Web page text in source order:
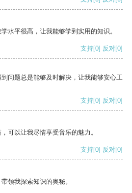
水平很高，让我能够学到实用的知识。
支持[0] 反对[0]
问题总是能够及时解决，让我能够安心工
支持[0] 反对[0]
可以让我尽情享受音乐的魅力。
支持[0] 反对[0]
领我探索知识的奥秘。